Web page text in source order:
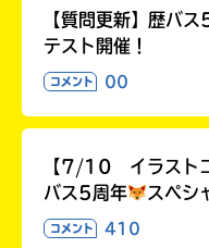
【質問更新】歴バ
テスト開催！
コメント 00
【7/10 イラスト
バス5周年
スペシ
コメント 410